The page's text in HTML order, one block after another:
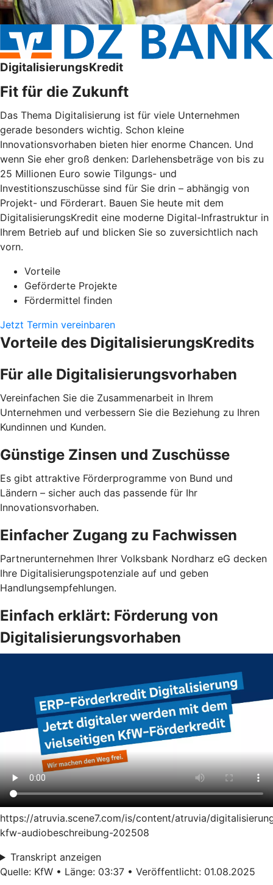
DigitalisierungsKredit
Fit für die Zukunft
Das Thema Digitalisierung ist für viele Unternehmen
gerade besonders wichtig. Schon kleine
Innovationsvorhaben bieten hier enorme Chancen. Und
wenn Sie eher groß denken: Darlehensbeträge von bis zu
25 Millionen Euro sowie Tilgungs- und
Investitionszuschüsse sind für Sie drin – abhängig von
Projekt- und Förderart. Bauen Sie heute mit dem
DigitalisierungsKredit eine moderne Digital-Infrastruktur in
Ihrem Betrieb auf und blicken Sie so zuversichtlich nach
vorn.
Vorteile
Geförderte Projekte
Fördermittel finden
Jetzt Termin vereinbaren
Vorteile des DigitalisierungsKredits
Für alle Digitalisierungsvorhaben
Vereinfachen Sie die Zusammenarbeit in Ihrem
Unternehmen und verbessern Sie die Beziehung zu Ihren
Kundinnen und Kunden.
Günstige Zinsen und Zuschüsse
Es gibt attraktive Förderprogramme von Bund und
Ländern – sicher auch das passende für Ihr
Innovationsvorhaben.
Einfacher Zugang zu Fachwissen
Partnerunternehmen Ihrer Volksbank Nordharz eG decken
Ihre Digitalisierungspotenziale auf und geben
Handlungsempfehlungen.
Einfach erklärt: Förderung von
Digitalisierungsvorhaben
https://atruvia.scene7.com/is/content/atruvia/
kfw-audiobeschreibung-202508
Transkript anzeigen
Quelle: KfW • Länge: 03:37 • Veröffentlicht: 01.08.2025